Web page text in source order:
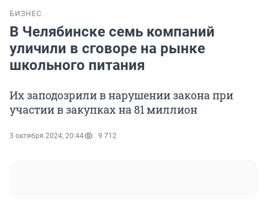
БИЗНЕС
В Челябинске семь компаний
уличили в сговоре на рынке
школьного питания
Их заподозрили в нарушении закона при
участии в закупках на 81 миллион
3 октября 2024, 20:44 9 712